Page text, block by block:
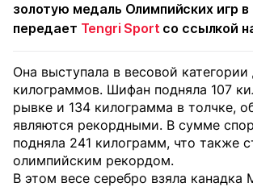
золотую медаль Олимпийских игр
передает Tengri Sport со ссылкой
Она выступала в весовой
килограммов. Шифан подняла 107
рывке и 134 килограмма в толчке,
являются рекордными. В сумме
подняла 241 килограмм, что также
олимпийским рекордом.
В этом весе серебро взяла